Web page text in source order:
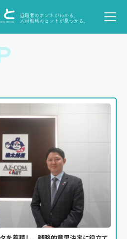
退職者のホンネがわかる。
人材戦略のヒントが見つかる。